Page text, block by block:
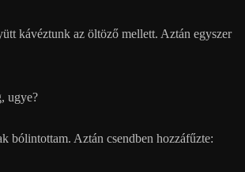
kávéztunk az öltöző mellett. Aztán egyszer
ugye?
bólintottam. Aztán csendben hozzáfűzte: